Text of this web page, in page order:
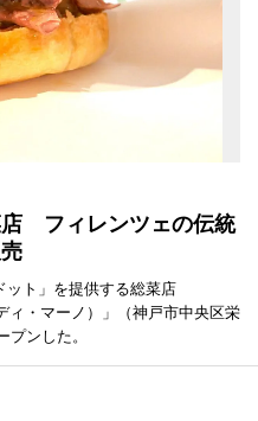
店 フィレンツェの伝統
ット」を提供する総菜店
・マーノ）」（神戸市中央区栄
ンした。